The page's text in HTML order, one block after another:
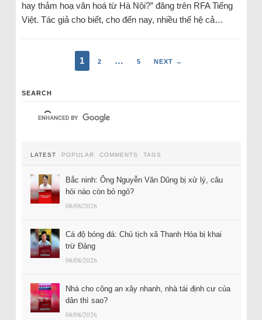
hay thảm hoạ văn hoá từ Hà Nội?” đăng trên RFA Tiếng
Việt. Tác giả cho biết, cho đến nay, nhiều thế hệ cả…
1 2 … 5 NEXT →
SEARCH
LATEST POPULAR COMMENTS TAGS
Bắc ninh: Ông Nguyễn Văn Dũng bị xử lý, câu
hỏi nào còn bỏ ngỏ?
08/08/2026
Cá độ bóng đá: Chủ tịch xã Thanh Hóa bị khai
trừ Đảng
08/08/2026
Nhà cho công an xây nhanh, nhà tái định cư của
dân thì sao?
08/08/2026